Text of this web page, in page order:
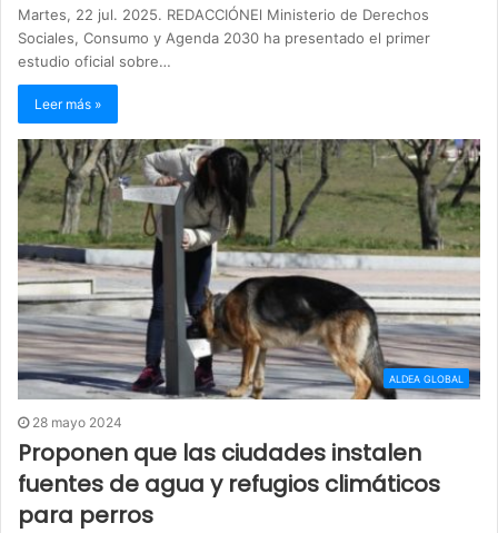
Martes, 22 jul. 2025. REDACCIÓNEl Ministerio de Derechos
Sociales, Consumo y Agenda 2030 ha presentado el primer
estudio oficial sobre…
Leer más »
ALDEA GLOBAL
28 mayo 2024
Proponen que las ciudades instalen
fuentes de agua y refugios climáticos
para perros